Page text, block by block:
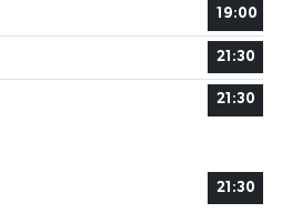
19:00
21:30
21:30
21:30